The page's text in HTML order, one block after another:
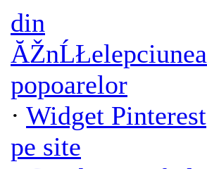
din
ĂŽnĹŁelepciunea
popoarelor
· Widget Pinterest
pe site